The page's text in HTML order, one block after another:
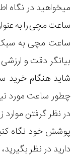
میخواهید در نگاه
ساعت مچی را به
ساعت مچی به سبک
بیانگر دقت و
شاید هنگام خرید
چطور ساعت مورد
در نظر گرفتن
پوشش خود نگاه
دارید در نظر